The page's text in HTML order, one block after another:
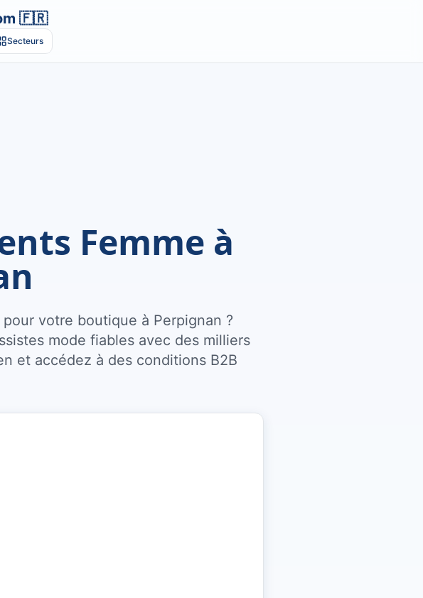
🇫🇷
Secteurs
Femme à
votre boutique à Perpignan ?
mode fiables avec des milliers
et accédez à des conditions B2B